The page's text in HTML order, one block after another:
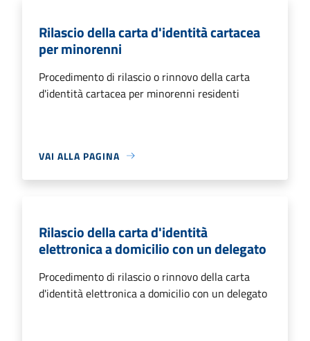
Rilascio della carta d'identità cartacea
per minorenni
Procedimento di rilascio o rinnovo della carta
d'identità cartacea per minorenni residenti
VAI ALLA PAGINA
Rilascio della carta d'identità
elettronica a domicilio con un delegato
Procedimento di rilascio o rinnovo della carta
d'identità elettronica a domicilio con un delegato